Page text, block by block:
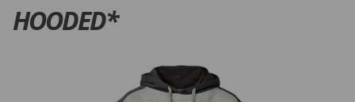
HOODED*